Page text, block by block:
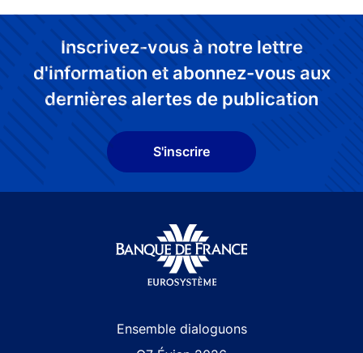
Inscrivez-vous à notre lettre
d'information et abonnez-vous aux
dernières alertes de publication
S'inscrire
Ensemble dialoguons